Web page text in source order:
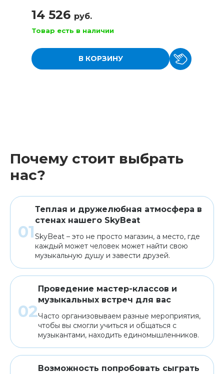
14 526 руб.
Товар есть в наличии
В КОРЗИНУ
Почему стоит выбрать
нас?
Теплая и дружелюбная атмосфера в
стенах нашего SkyBeat
SkyBeat – это не просто магазин, а место, где
каждый может человек может найти свою
музыкальную душу и завести друзей.
Проведение мастер-классов и
музыкальных встреч для вас
Часто организовываем разные мероприятия,
чтобы вы смогли учиться и общаться с
музыкантами, находить единомышленников.
Возможность попробовать сыграть